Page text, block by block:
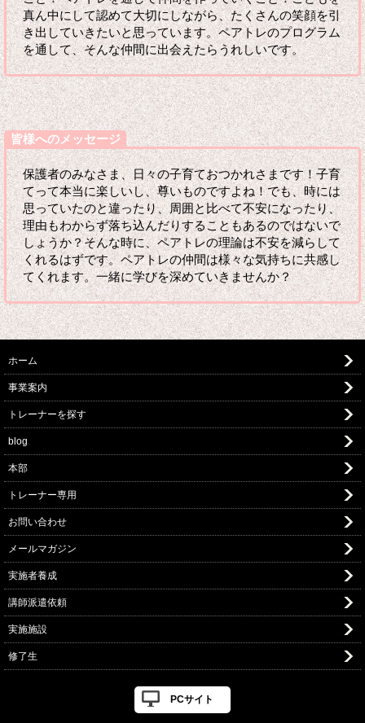
真ん中にして認めて大切にしながら、たくさんの笑顔を引
き出していきたいと思っています。ペアトレのプログラム
を通して、そんな仲間に出会えたらうれしいです。
皆様へのメッセージ
保護者のみなさま、日々の子育ておつかれさまです！子育
てって本当に楽しいし、尊いものですよね！でも、時には
思っていたのと違ったり、周囲と比べて不安になったり、
理由もわからず落ち込んだりすることもあるのではないで
しょうか？そんな時に、ペアトレの理論は不安を減らして
くれるはずです。ペアトレの仲間は様々な気持ちに共感し
てくれます。一緒に学びを深めていきませんか？
ホーム
事業案内
トレーナーを探す
blog
本部
トレーナー専用
お問い合わせ
メールマガジン
実施者養成
講師派遣依頼
実施施設
修了生
PCサイト